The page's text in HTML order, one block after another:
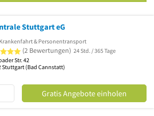
Stuttgart eG
& Personentransport
5 von 5 Sternen
(2 Bewertungen) 24 Std. / 365 Tage
Str. 42
Stuttgart (Bad Cannstatt)
Gratis Angebote einholen